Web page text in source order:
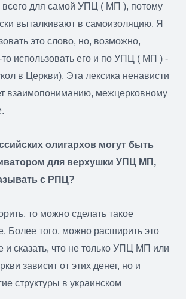
всего для самой УПЦ ( МП ), потому
выталкивают в самоизоляцию. Я
это слово, но, возможно,
то использовать его и по УПЦ ( МП ) -
в Церкви). Эта лексика ненависти
взаимопониманию, межцерковному
олигархов могут быть
для верхушки УПЦ МП,
с РПЦ?
то можно сделать такое
Более того, можно расширить это
и сказать, что не только УПЦ МП или
зависит от этих денег, но и
структуры в украинском